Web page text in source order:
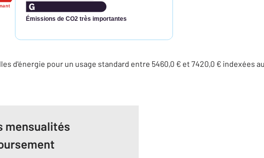
Émissions de CO2 très importantes
d'énergie pour un usage standard entre 5460,0 € et 7420,0 € indexées
mensualités